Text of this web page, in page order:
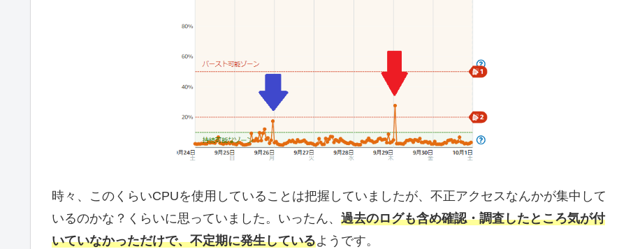
時々、このくらいCPUを使用していることは把握していましたが、不正アクセスなんかが集中して
いるのかな？くらいに思っていました。いったん、 過去のログも含め確認・調査したところ気が付
いていなかっただけで、不定期に発生しているようです。